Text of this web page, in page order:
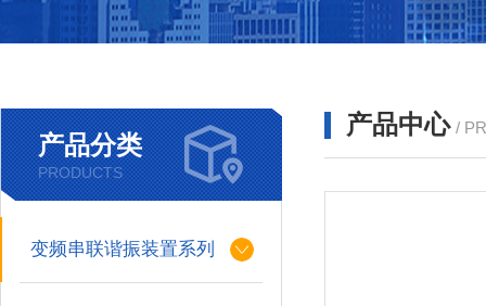
产品分类
PRODUCTS
变频串联谐振装置系列
产品中心 /